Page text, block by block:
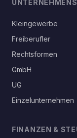
Kleingewerbe
Freiberufler
Rechtsformen
GmbH
UG
Einzelunternehmen
FINANZEN &